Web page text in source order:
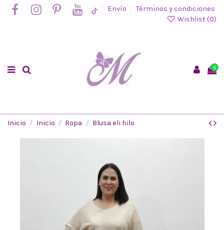
Envío
Términos y condiciones
Wishlist (0)
0
Inicio Inicio Ropa Blusa eli hilo